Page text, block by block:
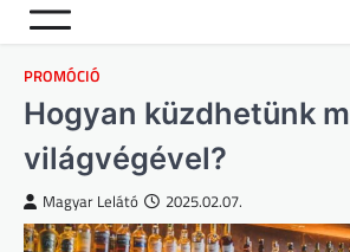
PROMÓCIÓ
Hogyan küzdhetünk
világvégével?
Magyar Lelátó 2025.02.07.